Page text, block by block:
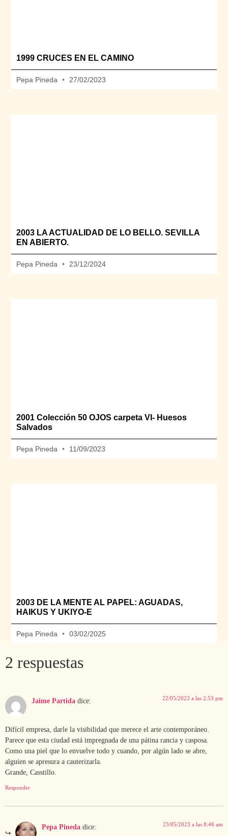
1999 CRUCES EN EL CAMINO
Pepa Pineda 27/02/2023
2003 LA ACTUALIDAD DE LO BELLO. SEVILLA
EN ABIERTO.
Pepa Pineda 23/12/2024
2001 Colección 50 OJOS carpeta VI- Huesos
Salvados
Pepa Pineda 11/09/2023
2003 DE LA MENTE AL PAPEL: AGUADAS,
HAIKUS Y UKIYO-E
Pepa Pineda 03/02/2025
2 respuestas
Jaime Partida dice: 22/05/2023 a las 2:53 pm
Difícil empresa, darle la visibilidad que merece el arte contemporáneo.
Parece que esta ciudad está impregnada de una pátina rancia y casposa.
Como una piel que lo envuelve todo y cuando, por algún lado se abre,
alguien se apresura a cauterizarla.
Grande, Casstillo.
Responder
Pepa Pineda dice: 23/05/2023 a las 8:46 am